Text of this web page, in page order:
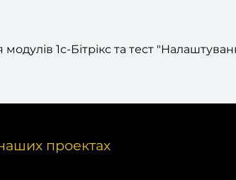
1с-Бітрікс та тест
проектах